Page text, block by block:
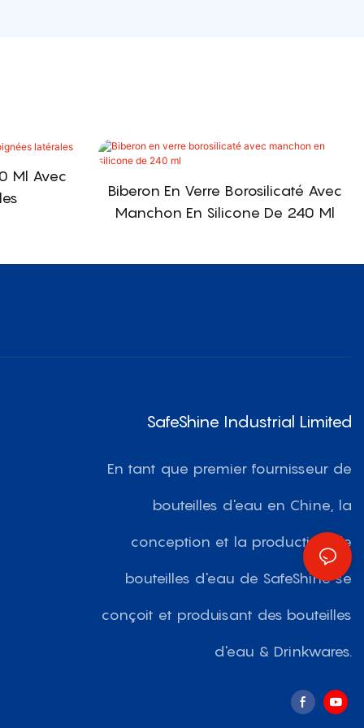
Ml Avec
Biberon En Verre Borosilicaté Avec
Manchon En Silicone De 240 Ml
SafeShine Industrial Limited
En tant que premier fournisseur de
bouteilles d'eau en Chine, la
conception et la production de
bouteilles d'eau de SafeShine se
conçoit et produisant des bouteilles
d'eau & Drinkwares.